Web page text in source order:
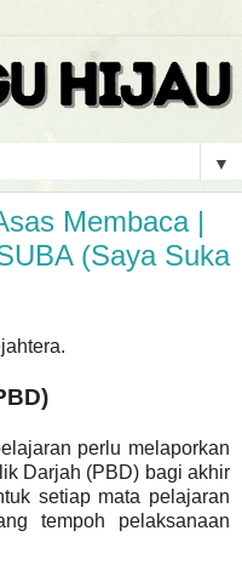
▼
Membaca |
(Saya Suka
perlu melaporkan
Darjah (PBD) bagi akhir
setiap mata pelajaran
tempoh pelaksanaan